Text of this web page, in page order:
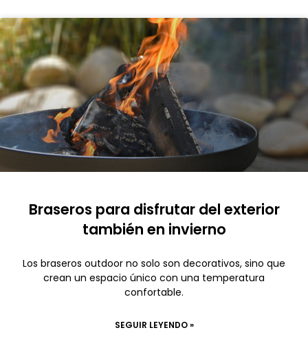
Braseros para disfrutar del exterior
también en invierno
Los braseros outdoor no solo son decorativos, sino que
crean un espacio único con una temperatura
confortable.
SEGUIR LEYENDO »